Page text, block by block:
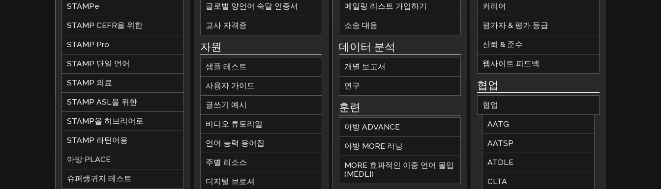
STAMPe
STAMP CEFR을 위한
STAMP Pro
STAMP 단일 언어
STAMP 의료
STAMP ASL을 위한
STAMP을 히브리어로
STAMP 라틴어용
아방 PLACE
슈퍼랭귀지 테스트
글로벌 양언어 숙달 인증서
교사 자격증
자원
샘플 테스트
사용자 가이드
글쓰기 예시
비디오 튜토리얼
언어 능력 용어집
주별 리소스
디지털 브로셔
메일링 리스트 가입하기
소송 대응
데이터 분석
개별 보고서
연구
훈련
아방 ADVANCE
아방 MORE 러닝
MORE 효과적인 이중 언어 몰입
(MEDLI)
커리어
평가자 & 평가 등급
신뢰 & 준수
웹사이트 피드백
협업
협업
AATG
AATSP
ATDLE
CLTA